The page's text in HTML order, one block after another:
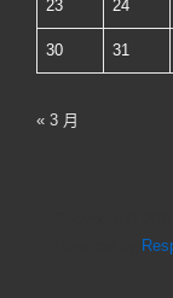
製
作
23 24
30 31
« 3 月